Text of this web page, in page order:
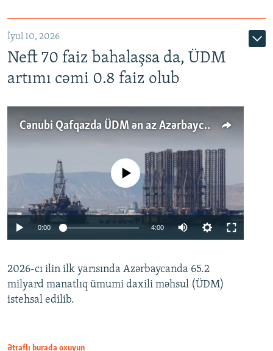
İyul 10, 2026
Neft 70 faiz bahalaşsa da, ÜDM
artımı cəmi 0.8 faiz olub
Cənubi Qafqazda ÜDM ən az Azərbaycanda artır: Qonşuları niyə Bakını qabaqlaya bilir?
Auto 240p 360p 480p
No media source currently available
0:00 4:00
360p
480p
2026-cı ilin ilk yarısında Azərbaycanda 65.2
milyard manatlıq ümumi daxili məhsul (ÜDM)
istehsal edilib.
Ətraflı burada oxuyun